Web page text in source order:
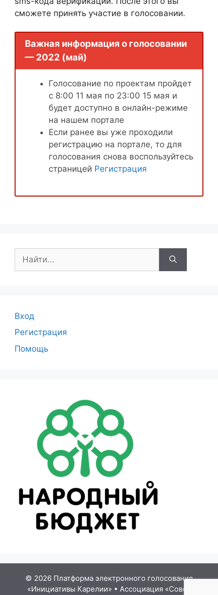
сможете принять участие в голосовании.
Важная информация о голосовании
— 2022 (май)
Голосование по проектам пройдет
с 8:00 11 мая по 23:00 15 мая и
будет доступно в онлайн-режиме
на нашем портале
Если ранее вы уже проходили
регистрацию на портале, то для
голосования снова воспользуйтесь
страницей Регистрация
Вход
Регистрация
Помощь
© 2026 Платформа электронного голосования
«Инициативы Карелии» • Ассоциация «Совет